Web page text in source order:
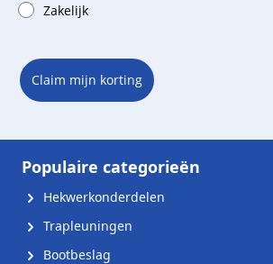
Zakelijk
Claim mijn korting
Populaire categorieën
Hekwerkonderdelen
Trapleuningen
Bootbeslag